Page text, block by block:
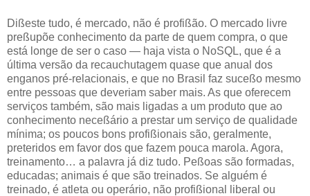
Dißeste tudo, é mercado, não é profißão. O mercado livre
preßupõe conhecimento da parte de quem compra, o que
está longe de ser o caso — haja vista o NoSQL, que é a
última versão da recauchutagem quase que anual dos
enganos pré-relacionais, e que no Brasil faz suceßo mesmo
entre pessoas que deveriam saber mais. As que oferecem
serviços também, são mais ligadas a um produto que ao
conhecimento neceßário a prestar um serviço de qualidade
mínima; os poucos bons profißionais são, geralmente,
preteridos em favor dos que fazem pouca marola. Agora,
treinamento… a palavra já diz tudo. Peßoas são formadas,
educadas; animais é que são treinados. Se alguém é
treinado, é atleta ou operário, não profißional liberal ou